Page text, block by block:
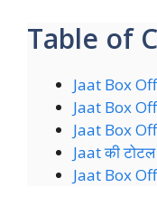
Table of
Jaat Box
Jaat Box
Jaat Box
Jaat की
Jaat Box